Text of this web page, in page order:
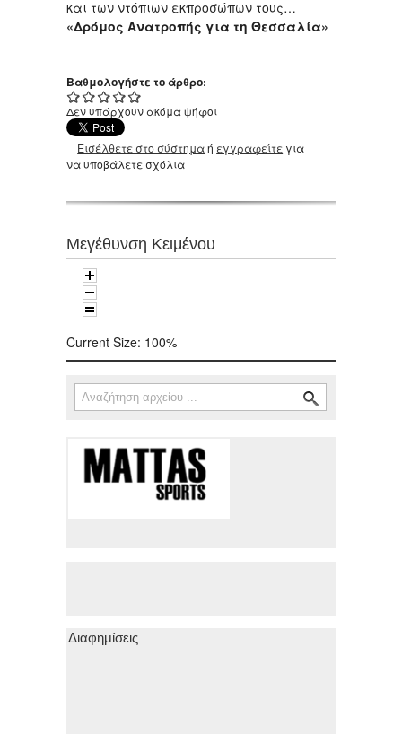
και των ντόπιων εκπροσώπων τους…
«Δρόμος Ανατροπής για τη Θεσσαλία»
Βαθμολογήστε το άρθρο:
Δεν υπάρχουν ακόμα ψήφοι
Εισέλθετε στο σύστημαή εγγραφείτε για
να υποβάλετε σχόλια
Μεγέθυνση Κειμένου
Current Size: 100%
Φόρμα αναζήτησης
Αναζήτηση
Διαφημίσεις